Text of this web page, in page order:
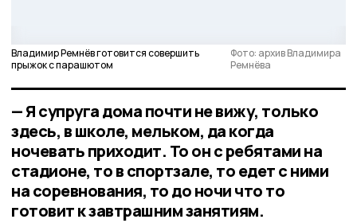
Владимир Ремнёв готовится совершить
прыжок с парашютом
Фото: архив Владимира
Ремнёва
— Я супруга дома почти не вижу, только
здесь, в школе, мельком, да когда
ночевать приходит. То он с ребятами на
стадионе, то в спортзале, то едет с ними
на соревнования, то до ночи что то
готовит к завтрашним занятиям.